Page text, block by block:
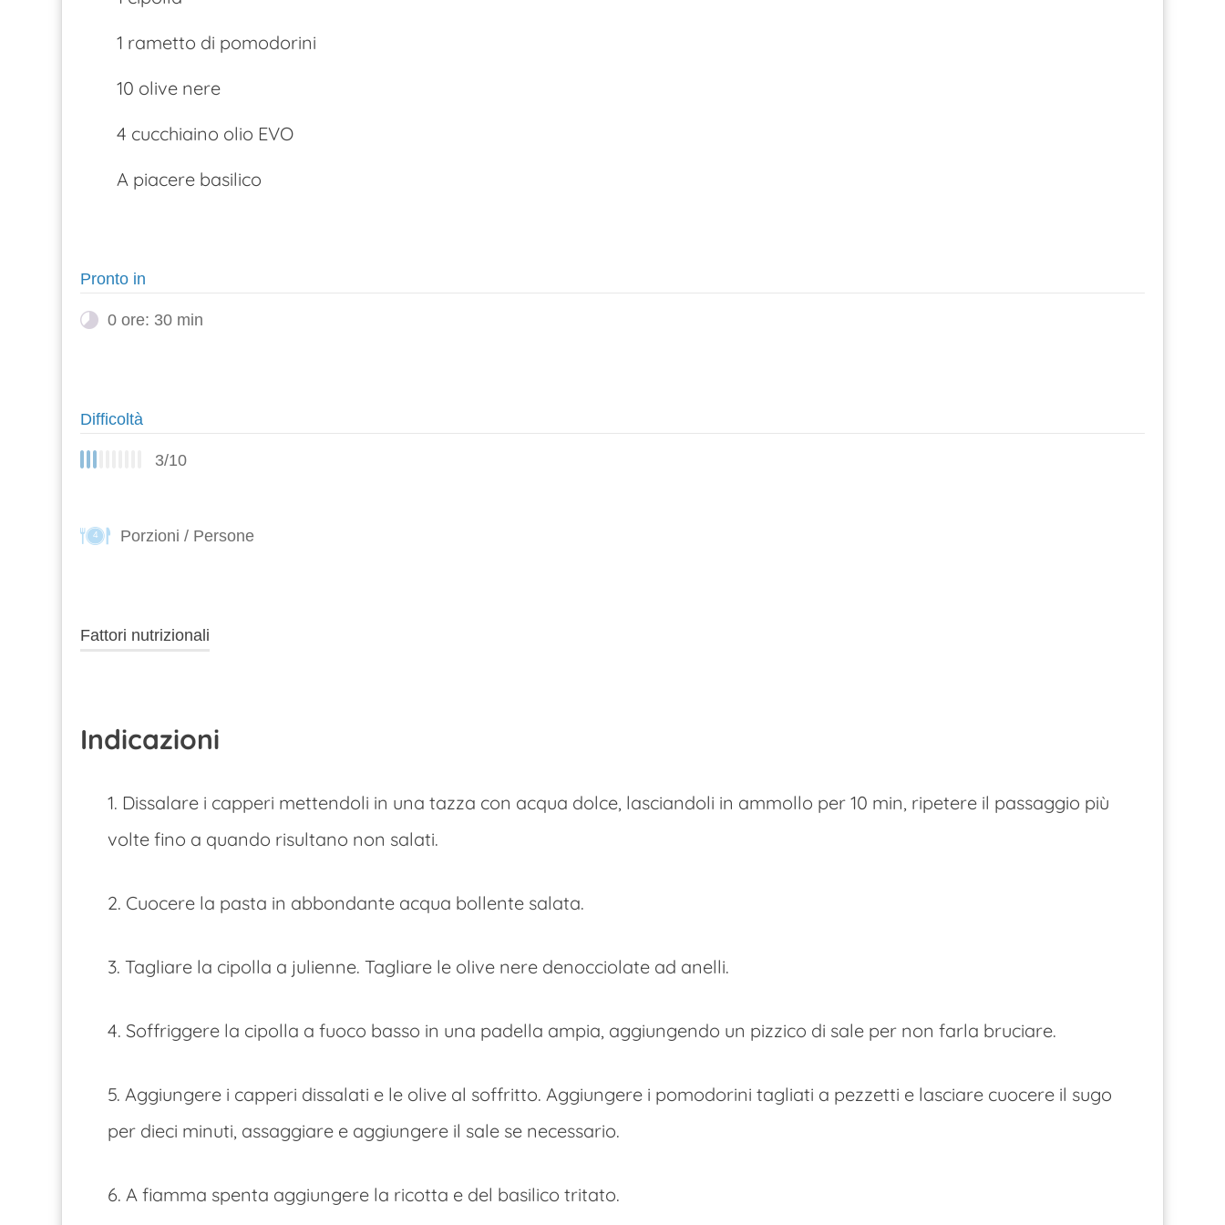
1 rametto di pomodorini
10 olive nere
4 cucchiaino olio EVO
A piacere basilico
Pronto in
0 ore: 30 min
Difficoltà
3/10
4 Porzioni / Persone
Fattori nutrizionali
Indicazioni
1. Dissalare i capperi mettendoli in una tazza con acqua dolce, lasciandoli in ammollo per 10 min, ripetere il passaggio più
volte fino a quando risultano non salati.
2. Cuocere la pasta in abbondante acqua bollente salata.
3. Tagliare la cipolla a julienne. Tagliare le olive nere denocciolate ad anelli.
4. Soffriggere la cipolla a fuoco basso in una padella ampia, aggiungendo un pizzico di sale per non farla bruciare.
5. Aggiungere i capperi dissalati e le olive al soffritto. Aggiungere i pomodorini tagliati a pezzetti e lasciare cuocere il sugo
per dieci minuti, assaggiare e aggiungere il sale se necessario.
6. A fiamma spenta aggiungere la ricotta e del basilico tritato.